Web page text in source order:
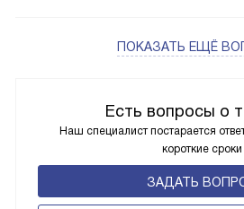
Есть вопросы о
Наш специалист постарается
короткие сроки
ЗАДАТЬ
ПОКАЗАТЬ ЕЩЁ